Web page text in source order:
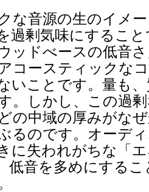
な音源の生のイメ
過剰気味にするこ
ッドべースの低音
コースティックな
いことです。量も
。しかし、この過
の中域の厚みがな
るのです。オーデ
に失われがちな「
低音を多めにする